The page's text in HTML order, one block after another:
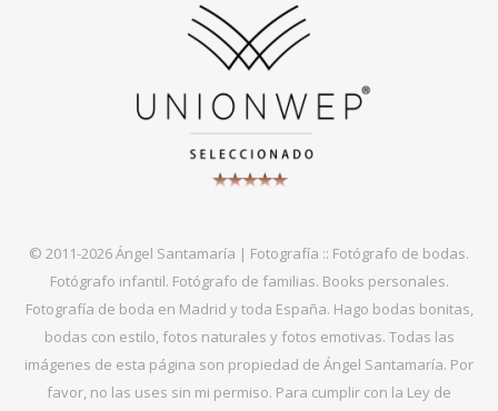
© 2011-2026 Ángel Santamaría | Fotografía :: Fotógrafo de bodas.
Fotógrafo infantil. Fotógrafo de familias. Books personales.
Fotografía de boda en Madrid y toda España. Hago bodas bonitas,
bodas con estilo, fotos naturales y fotos emotivas. Todas las
imágenes de esta página son propiedad de Ángel Santamaría. Por
favor, no las uses sin mi permiso. Para cumplir con la Ley de